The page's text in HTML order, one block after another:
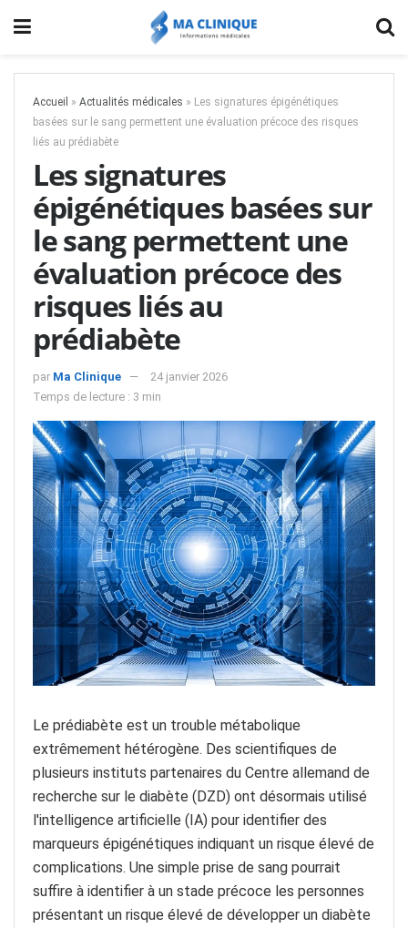
Accueil » Actualités médicales » Les signatures épigénétiques
basées sur le sang permettent une évaluation précoce des risques
liés au prédiabète
Les signatures
épigénétiques basées sur
le sang permettent une
évaluation précoce des
risques liés au
prédiabète
par Ma Clinique
24 janvier 2026
Temps de lecture : 3 min
Le prédiabète est un trouble métabolique
extrêmement hétérogène. Des scientifiques de
plusieurs instituts partenaires du Centre allemand de
recherche sur le diabète (DZD) ont désormais utilisé
l'intelligence artificielle (IA) pour identifier des
marqueurs épigénétiques indiquant un risque élevé de
complications. Une simple prise de sang pourrait
suffire à identifier à un stade précoce les personnes
présentant un risque élevé de développer un diabète